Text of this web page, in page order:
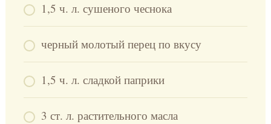
1,5 ч. л. сушеного чеснока
черный молотый перец по вкусу
1,5 ч. л. сладкой паприки
3 ст. л. растительного масла